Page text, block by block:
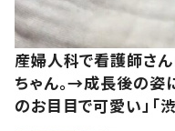
産婦人科で看護師さん
ちゃん。→成長後の姿
のお目目で可愛い」「渋